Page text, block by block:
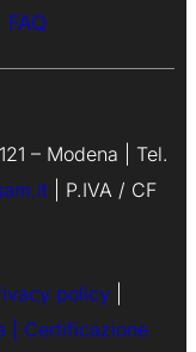
FAQ
– Modena | Tel.
| P.IVA / CF
policy
| Certificazione